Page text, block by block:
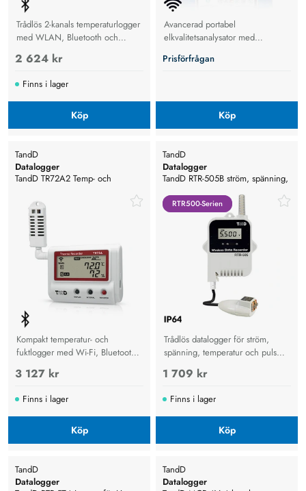
Trådlös 2-kanals temperaturlogger
med WLAN, Bluetooth och
molnlagring för exakt övervakning
i transport, lager och industri.
2 624 kr
Finns i lager
Köp
Avancerad portabel
elkvalitetsanalysator med
och fullständig energilogging.
Prisförfrågan
Köp
TandD
Datalogger
TandD TR72A2 Temp- och
Bluetooth
Kompakt temperatur- och
fuktlogger med Wi-Fi, Bluetooth
och USB för säker
klimatövervakning och
molnlagring.
3 127 kr
Finns i lager
Köp
RTR500-Serien
RTR500-Serien
TandD
Datalogger
TandD RTR-505B ström, spänning,
Trådlös datalogger för ström,
spänning, temperatur och puls
med Bluetooth, molnlagring och
lång batteritid.
1 709 kr
Finns i lager
Köp
TandD
Datalogger
TandD
Datalogger